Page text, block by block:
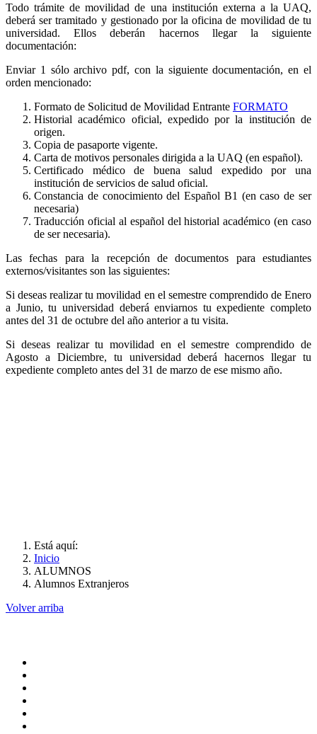
Todo trámite de movilidad de una institución externa a la UAQ,
deberá ser tramitado y gestionado por la oficina de movilidad de tu
universidad. Ellos deberán hacernos llegar la siguiente
documentación:
Enviar 1 sólo archivo pdf, con la siguiente documentación, en el
orden mencionado:
Formato de Solicitud de Movilidad Entrante FORMATO
Historial académico oficial, expedido por la institución de
origen.
Copia de pasaporte vigente.
Carta de motivos personales dirigida a la UAQ (en español).
Certificado médico de buena salud expedido por una
institución de servicios de salud oficial.
Constancia de conocimiento del Español B1 (en caso de ser
necesaria)
Traducción oficial al español del historial académico (en caso
de ser necesaria).
Las fechas para la recepción de documentos para estudiantes
externos/visitantes son las siguientes:
Si deseas realizar tu movilidad en el semestre comprendido de Enero
a Junio, tu universidad deberá enviarnos tu expediente completo
antes del 31 de octubre del año anterior a tu visita.
Si deseas realizar tu movilidad en el semestre comprendido de
Agosto a Diciembre, tu universidad deberá hacernos llegar tu
expediente completo antes del 31 de marzo de ese mismo año.
Está aquí:
Inicio
ALUMNOS
Alumnos Extranjeros
Volver arriba